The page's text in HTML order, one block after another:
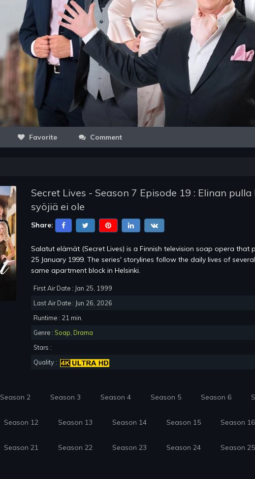
Video
Favorite Comment
Secret Lives - Season 7 Episode 19 : Elinan
syöjiä ei ole
Share:
Salatut elämät (Secret Lives) is a Finnish television soap opera that
25 January 1999. The series' storylines follow the daily lives of
same apartment block in Helsinki.
First Air Date : Jan 25, 1999
Last Air Date : Jun 26, 2026
Runtime : 21 min.
Genre : Soap, Drama
Stars :
Quality :
Season 2 Season 3 Season 4 Season 5 Season 6
Season 12 Season 13 Season 14 Season 15 Season 16
Season 21 Season 22 Season 23 Season 24 Season 25